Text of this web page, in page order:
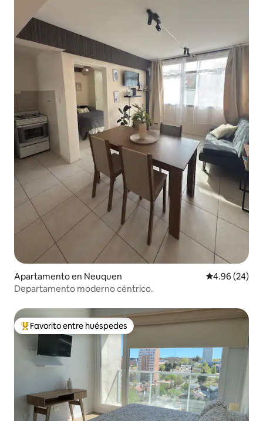
Apartamento en Neuquen Calificación
4.96 (24)
Departamento moderno céntrico.
Favorito entre huéspedes preferido
Favorito entre huéspedes